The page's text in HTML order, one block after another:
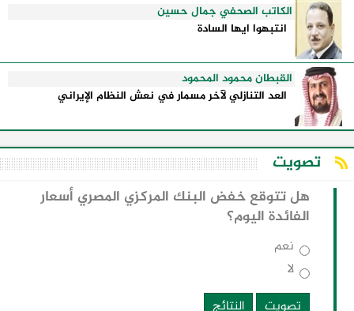
الكاتب الصحفي جمال حسين
انتبهوا ايها السادة
القبطان محمود المحمود
العد التنازلي لآخر مسمار في نعش النظام الإيراني
تصويت
هل تتوقع خفض البنك المركزي المصري أسعار
الفائدة اليوم؟
نعم
لا
تصويت
النتائج